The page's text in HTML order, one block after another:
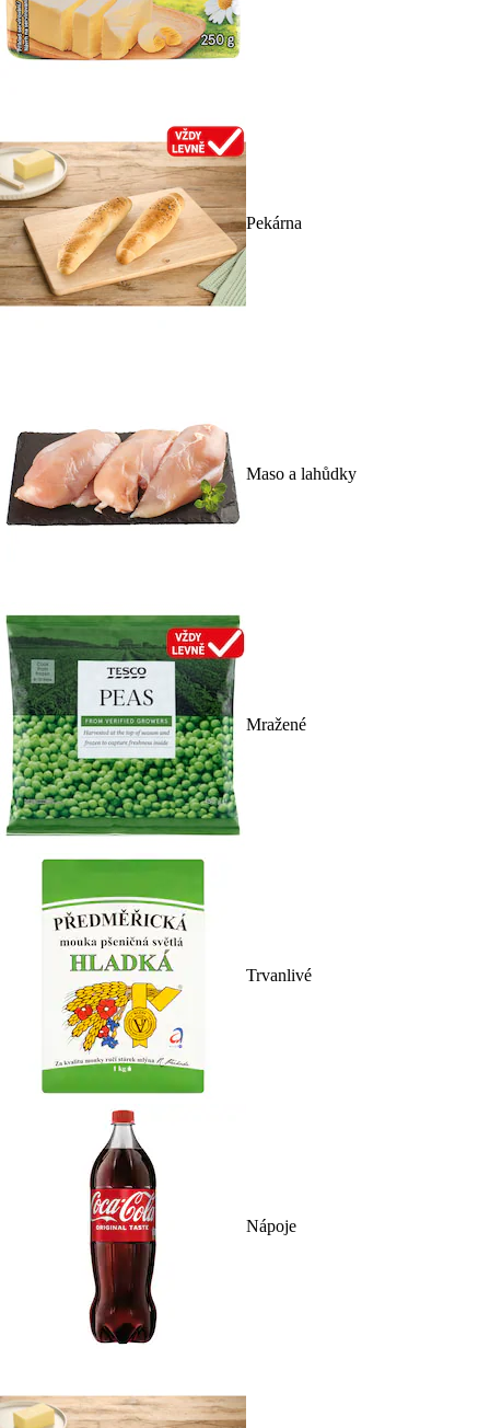
Pekárna
Maso a lahůdky
Mražené
Trvanlivé
Nápoje